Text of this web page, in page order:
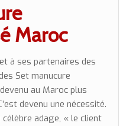
Maroc
à ses partenaires des
Set manucure
au Maroc plus
devenu une nécessité.
adage, « le client